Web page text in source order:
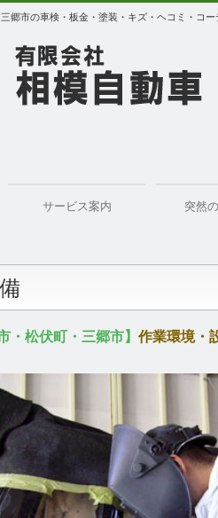
郷市の車検・板金・塗装・キズ・ヘコミ・コ
サービス案内 突然
・松伏町・三郷市】 作業環境・